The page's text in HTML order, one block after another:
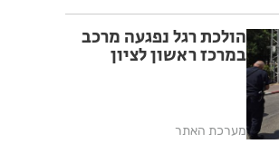
הולכת רגל נפגעה מרכב
במרכז ראשון לציון
מערכת האתר